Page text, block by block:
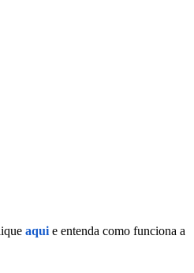
aqui e entenda como funciona a